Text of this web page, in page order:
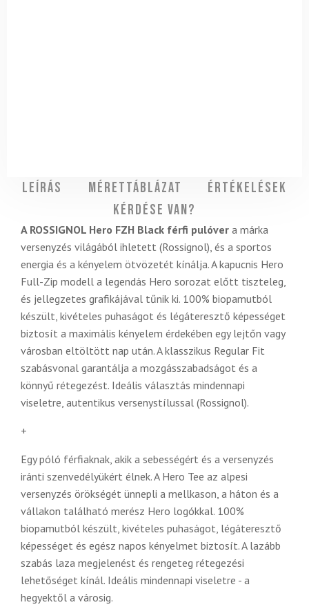
Leírás Mérettáblázat
Értékelések
Kérdése van?
A ROSSIGNOL Hero FZH Black férfi pulóver a márka
versenyzés világából ihletett (Rossignol), és a sportos
energia és a kényelem ötvözetét kínálja. A kapucnis Hero
Full-Zip modell a legendás Hero sorozat előtt tiszteleg,
és jellegzetes grafikájával tűnik ki. 100% biopamutból
készült, kivételes puhaságot és légáteresztő képességet
biztosít a maximális kényelem érdekében egy lejtőn vagy
városban eltöltött nap után. A klasszikus Regular Fit
szabásvonal garantálja a mozgásszabadságot és a
könnyű rétegezést. Ideális választás mindennapi
viseletre, autentikus versenystílussal (Rossignol).
+
Egy póló férfiaknak, akik a sebességért és a versenyzés
iránti szenvedélyükért élnek. A Hero Tee az alpesi
versenyzés örökségét ünnepli a mellkason, a háton és a
vállakon található merész Hero logókkal. 100%
biopamutból készült, kivételes puhaságot, légáteresztő
képességet és egész napos kényelmet biztosít. A lazább
szabás laza megjelenést és rengeteg rétegezési
lehetőséget kínál. Ideális mindennapi viseletre - a
hegyektől a városig.